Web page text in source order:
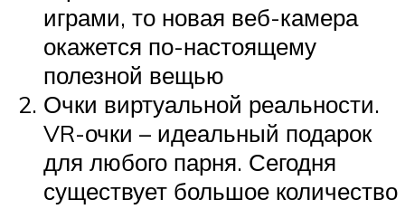
играми, то новая веб-камера
окажется по-настоящему
полезной вещью
Очки виртуальной реальности.
VR-очки – идеальный подарок
для любого парня. Сегодня
существует большое количество